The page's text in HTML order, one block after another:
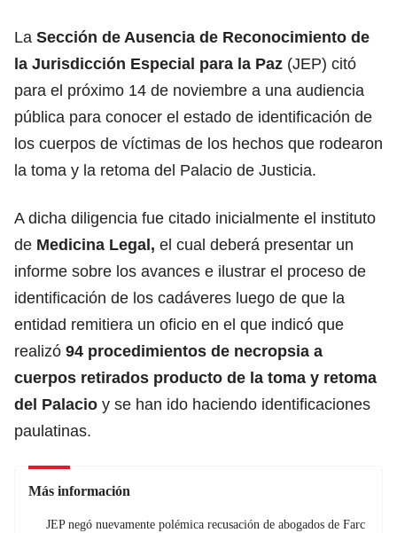
La Sección de Ausencia de Reconocimiento de
la Jurisdicción Especial para la Paz (JEP) citó
para el próximo 14 de noviembre a una audiencia
pública para conocer el estado de identificación de
los cuerpos de víctimas de los hechos que rodearon
la toma y la retoma del Palacio de Justicia.
A dicha diligencia fue citado inicialmente el instituto
de Medicina Legal, el cual deberá presentar un
informe sobre los avances e ilustrar el proceso de
identificación de los cadáveres luego de que la
entidad remitiera un oficio en el que indicó que
realizó 94 procedimientos de necropsia a
cuerpos retirados producto de la toma y retoma
del Palacio y se han ido haciendo identificaciones
paulatinas.
Más información
JEP negó nuevamente polémica recusación de abogados de Farc